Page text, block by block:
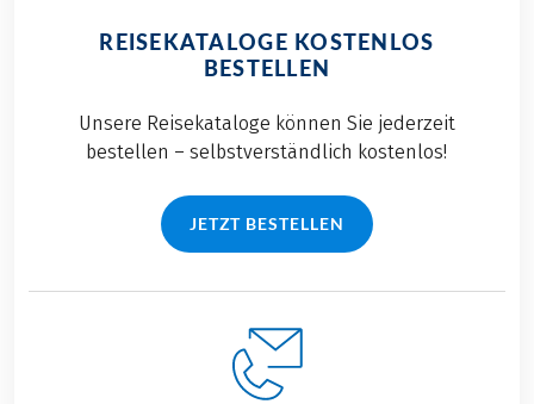
REISEKATALOGE KOSTENLOS
BESTELLEN
Unsere Reisekataloge können Sie jederzeit
bestellen – selbstverständlich kostenlos!
JETZT BESTELLEN